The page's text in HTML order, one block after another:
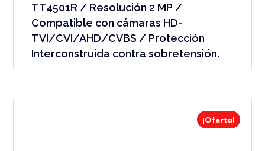
TT4501R / Resolución 2 MP /
Compatible con cámaras HD-
TVI/CVI/AHD/CVBS / Protección
Interconstruida contra sobretensión.
¡Oferta!